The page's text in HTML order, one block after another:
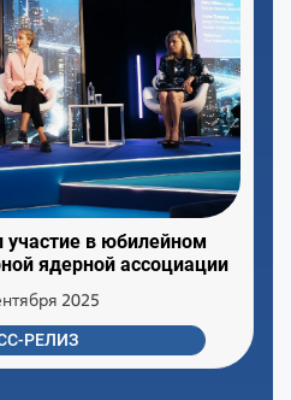
участие в юбилейном
ядерной ассоциации
2025
РЕЛИЗ